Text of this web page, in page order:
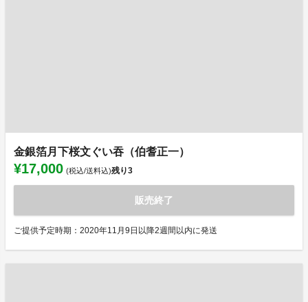
金銀箔月下桜文ぐい吞（伯耆正一）
¥17,000 (税込/送料込)残り3
販売終了
ご提供予定時期：2020年11月9日以降2週間以内に発送